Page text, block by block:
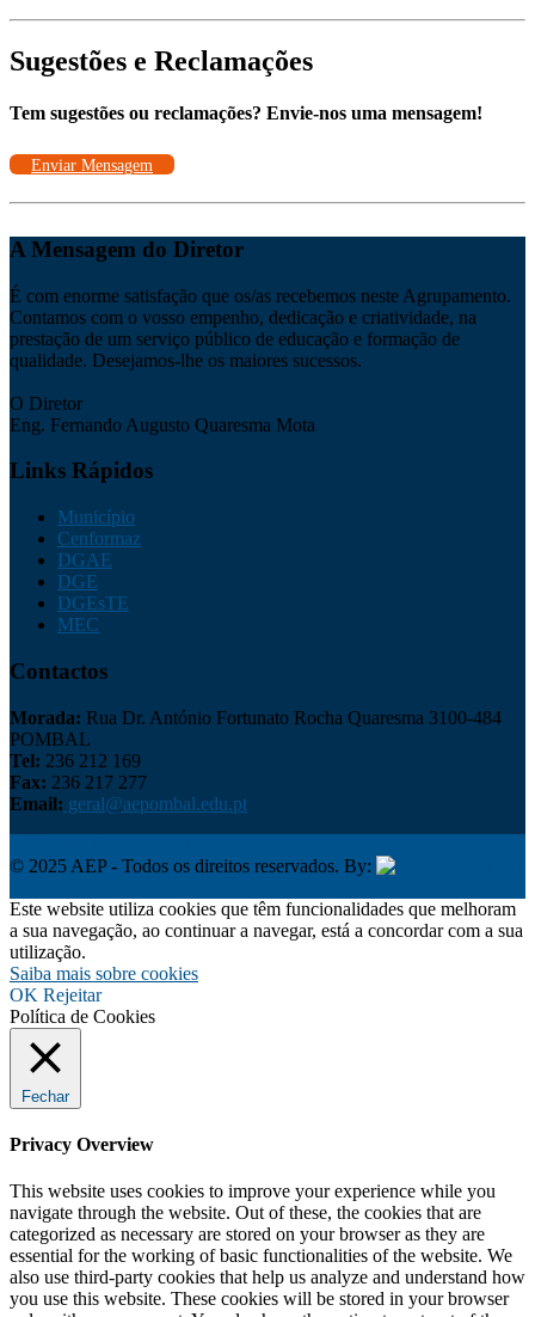
Sugestões e Reclamações
Tem sugestões ou reclamações? Envie-nos uma mensagem!
Enviar Mensagem
A Mensagem do Diretor
É com enorme satisfação que os/as recebemos neste Agrupamento.
Contamos com o vosso empenho, dedicação e criatividade, na
prestação de um serviço público de educação e formação de
qualidade. Desejamos-lhe os maiores sucessos.
O Diretor
Eng. Fernando Augusto Quaresma Mota
Links Rápidos
Município
Cenformaz
DGAE
DGE
DGEsTE
MEC
Contactos
Morada: Rua Dr. António Fortunato Rocha Quaresma 3100-484
POMBAL
Tel: 236 212 169
Fax: 236 217 277
Email: geral@aepombal.edu.pt
© 2025 AEP - Todos os direitos reservados. By:
Este website utiliza cookies que têm funcionalidades que melhoram
a sua navegação, ao continuar a navegar, está a concordar com a sua
utilização.
Saiba mais sobre cookies
OK Rejeitar
Política de Cookies
Fechar
Privacy Overview
This website uses cookies to improve your experience while you
navigate through the website. Out of these, the cookies that are
categorized as necessary are stored on your browser as they are
essential for the working of basic functionalities of the website. We
also use third-party cookies that help us analyze and understand how
you use this website. These cookies will be stored in your browser